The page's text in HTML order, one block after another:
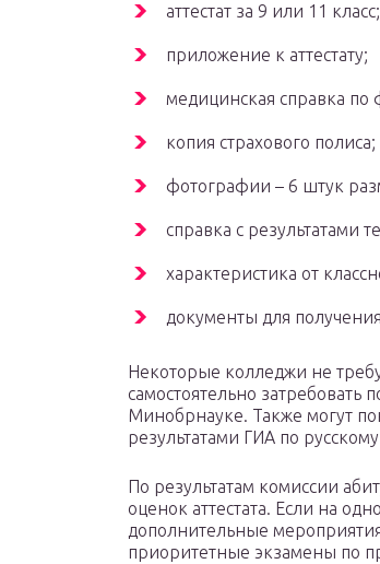
аттестат за 9 или 11 класс;
приложение к аттестату;
медицинская справка по
копия страхового полиса;
фотографии – 6 штук
справка с результатами
характеристика от
документы для
Некоторые колледжи не
самостоятельно затребовать
Минобрнауке. Также могут
результатами ГИА по
По результатам комиссии
оценок аттестата. Если на
дополнительные
приоритетные экзамены по